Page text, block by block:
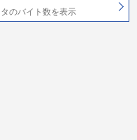
のバイト数を表示